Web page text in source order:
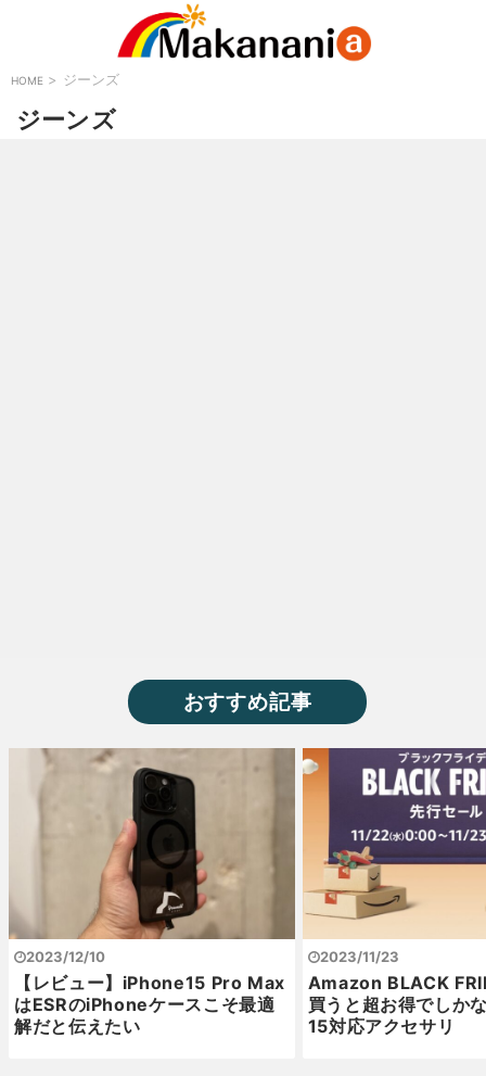
HOME > ジーンズ
ジーンズ
おすすめ記事
2023/12/10
【レビュー】iPhone15 Pro Max
はESRのiPhoneケースこそ最適
解だと伝えたい
2023/11/23
Amazon BLACK
買うと超お得でしか
15対応アクセサリ